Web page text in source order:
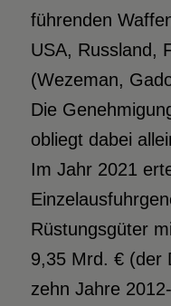
führenden
USA, Russland,
(Wezeman,
Die
obliegt dabei
Im Jahr 2021
Rüstungsgüter
9,35 Mrd. € (der
zehn Jahre